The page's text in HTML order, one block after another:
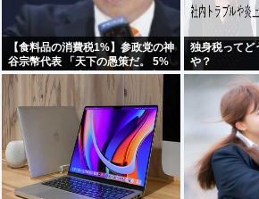
【食料品の消費税1%】参政党の神
谷宗幣代表 「天下の愚策だ。 5%
くらいの一律減税でないと経済の
後押しにならない」
独身税ってど
や？